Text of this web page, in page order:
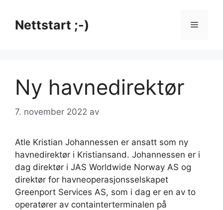
innholdNettstart ;-) Meny
Ny havnedirektør
7. november 2022 av
Atle Kristian Johannessen er ansatt som ny
havnedirektør i Kristiansand. Johannessen er i
dag direktør i JAS Worldwide Norway AS og
direktør for havneoperasjonsselskapet
Greenport Services AS, som i dag er en av to
operatører av containterterminalen på